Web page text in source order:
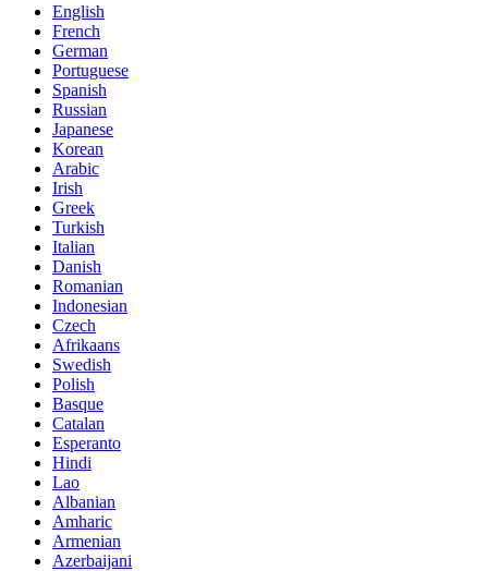
English
French
German
Portuguese
Spanish
Russian
Japanese
Korean
Arabic
Irish
Greek
Turkish
Italian
Danish
Romanian
Indonesian
Czech
Afrikaans
Swedish
Polish
Basque
Catalan
Esperanto
Hindi
Lao
Albanian
Amharic
Armenian
Azerbaijani